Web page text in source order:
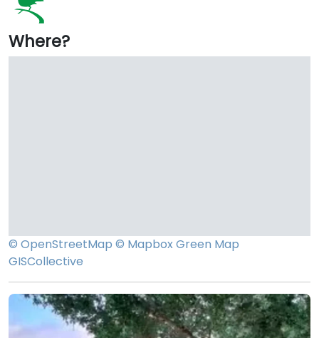
Where?
© OpenStreetMap © MapboxGreen Map
GISCollective